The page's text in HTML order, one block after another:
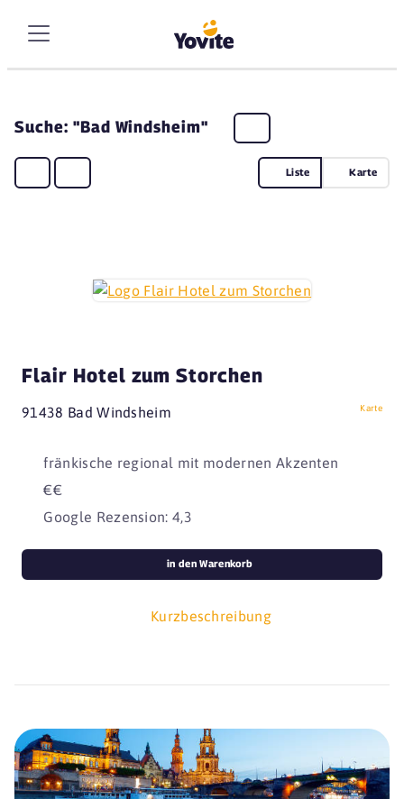
Suche: "Bad Windsheim"
Liste Karte
Flair Hotel zum Storchen
91438 Bad Windsheim Karte
fränkische regional mit modernen Akzenten
€€
Google Rezension: 4,3
Kurzbeschreibung
in den Warenkorb